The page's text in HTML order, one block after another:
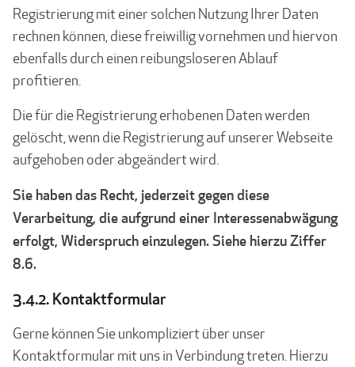
Registrierung mit einer solchen Nutzung Ihrer Daten
rechnen können, diese freiwillig vornehmen und hiervon
ebenfalls durch einen reibungsloseren Ablauf
profitieren.
Die für die Registrierung erhobenen Daten werden
gelöscht, wenn die Registrierung auf unserer Webseite
aufgehoben oder abgeändert wird.
Sie haben das Recht, jederzeit gegen diese
Verarbeitung, die aufgrund einer Interessenabwägung
erfolgt, Widerspruch einzulegen. Siehe hierzu Ziffer
8.6.
3.4.2. Kontaktformular
Gerne können Sie unkompliziert über unser
Kontaktformular mit uns in Verbindung treten. Hierzu